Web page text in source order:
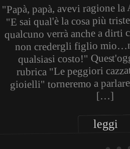
"Papà, papà, avevi ragione la
"E sai qual'è la cosa più
qualcuno verrà anche a dirti
non credergli figlio
qualsiasi costo!"
rubrica "Le peggiori
gioielli" torneremo a
[…]
leggi